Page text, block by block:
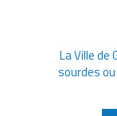
La Ville de
sourdes